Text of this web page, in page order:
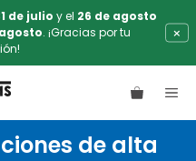
de julio y el 26 de agosto
. ¡Gracias por tu
×
de alta